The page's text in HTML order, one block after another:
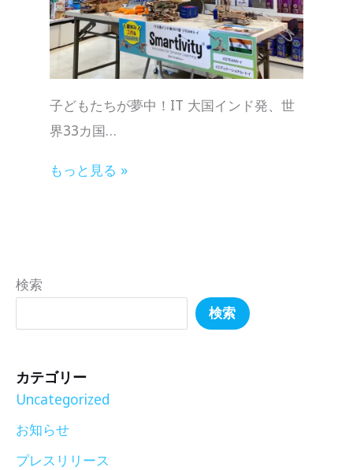
子どもたちが夢中！IT 大国インド発、世
界33カ国…
もっと見る »
検索
検索
カテゴリー
Uncategorized
お知らせ
プレスリリース